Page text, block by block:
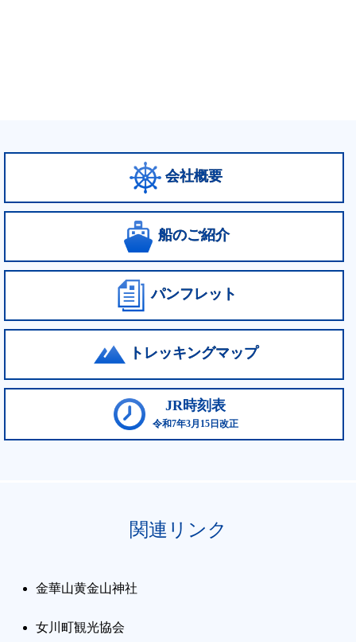
会社概要
船のご紹介
パンフレット
トレッキングマップ
JR時刻表
令和7年3月15日改正
関連リンク
金華山黄金山神社
女川町観光協会